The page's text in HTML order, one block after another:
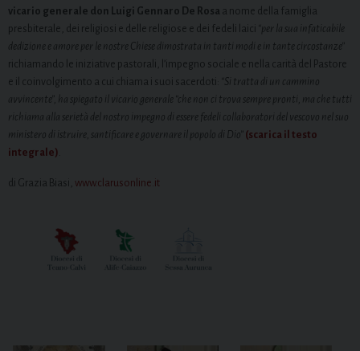
vicario generale don Luigi Gennaro De Rosa a nome della famiglia
presbiterale, dei religiosi e delle religiose e dei fedeli laici “per la sua infaticabile
dedizione e amore per le nostre Chiese dimostrata in tanti modi e in tante circostanze”
richiamando le iniziative pastorali, l’impegno sociale e nella carità del Pastore
e il coinvolgimento a cui chiama i suoi sacerdoti: “Si tratta di un cammino
avvincente”, ha spiegato il vicario generale “che non ci trova sempre pronti, ma che tutti
richiama alla serietà del nostro impegno di essere fedeli collaboratori del vescovo nel suo
ministero di istruire, santificare e governare il popolo di Dio” (scarica il testo
integrale)
di Grazia Biasi, www.clarusonline.it